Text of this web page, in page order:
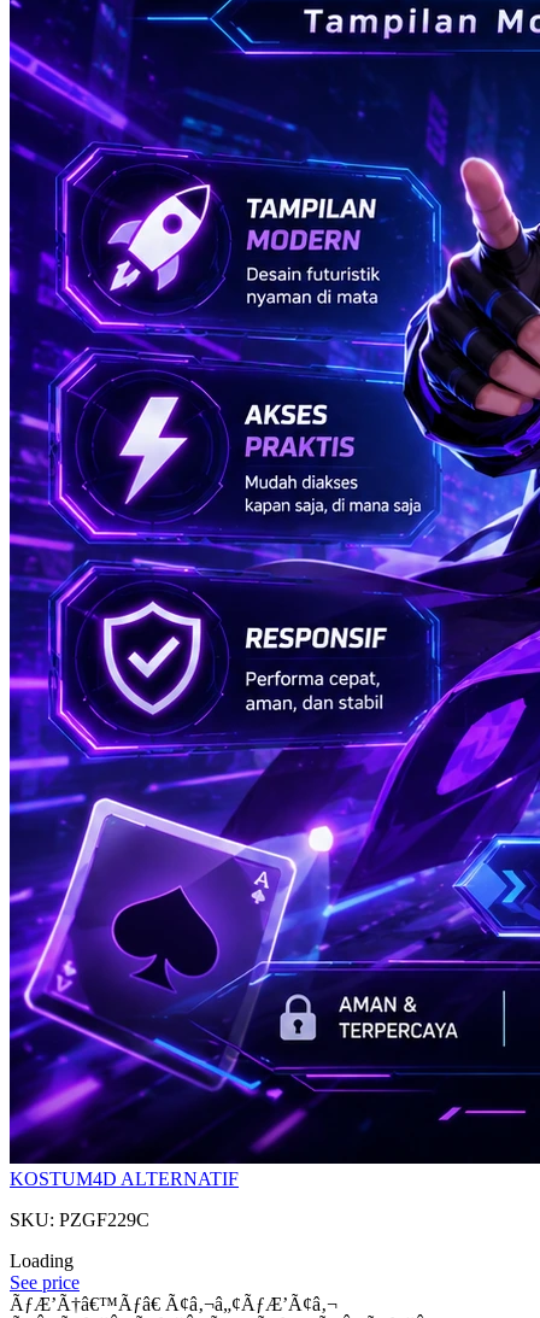
KOSTUM4D ALTERNATIF
SKU: PZGF229C
Loading
See price
ÃƒÆ’Ã†â€™Ãƒâ€ Ã¢â‚¬â„¢ÃƒÆ’Ã¢â‚¬